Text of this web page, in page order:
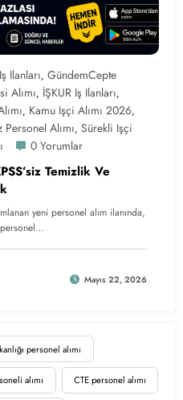
personel alımı
alımı CTE personel alımı
Ilanları, GündemCepte
Alımı, İŞKUR Iş Ilanları,
, Kamu Işçi Alımı 2026,
Personel Alımı, Sürekli Işçi
0 Yorumlar
Temizlik Ve
yeni personel alım ilanında,
Mayıs 22, 2026